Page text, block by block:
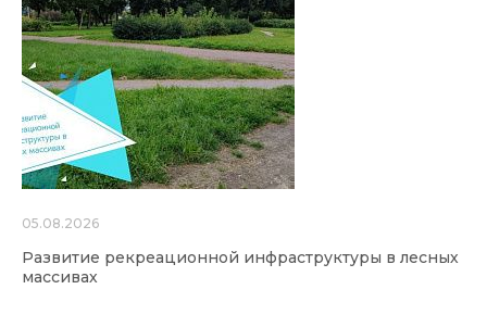
05.08.2026
Развитие рекреационной инфраструктуры в лесных
массивах